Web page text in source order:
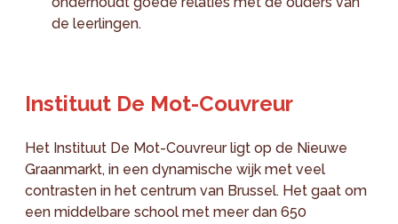
de leerlingen.
Instituut De Mot-Couvreur
Het Instituut De Mot-Couvreur ligt op de Nieuwe
Graanmarkt, in een dynamische wijk met veel
contrasten in het centrum van Brussel. Het gaat om
een middelbare school met meer dan 650